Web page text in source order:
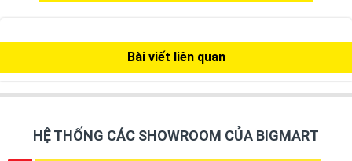
Bài viết liên quan
HỆ THỐNG CÁC SHOWROOM CỦA BIGMART